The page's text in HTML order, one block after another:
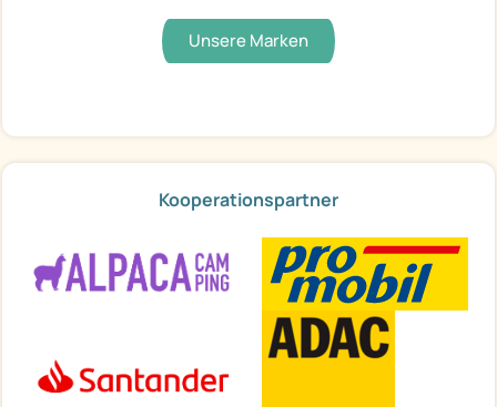
Unsere Marken
Kooperationspartner